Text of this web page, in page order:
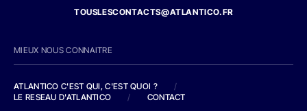
TOUSLESCONTACTS@ATLANTICO.FR
MIEUX NOUS CONNAITRE
ATLANTICO C'EST QUI, C'EST QUOI ?
/
LE RESEAU D'ATLANTICO
/ CONTACT